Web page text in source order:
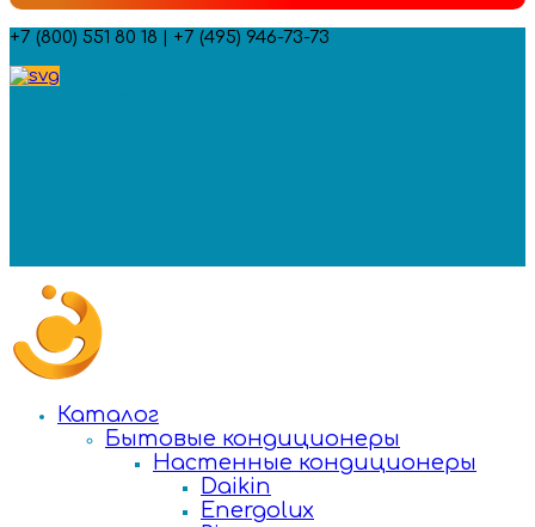
+7 (800) 551 80 18 | +7 (495) 946-73-73
Каталог
Бытовые кондиционеры
Настенные кондиционеры
Daikin
Energolux